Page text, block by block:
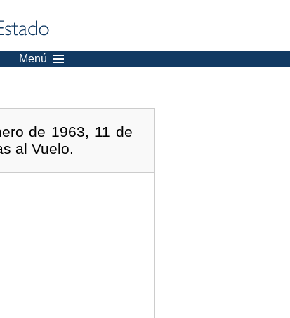
Menú
de 1963, 11 de
al Vuelo.